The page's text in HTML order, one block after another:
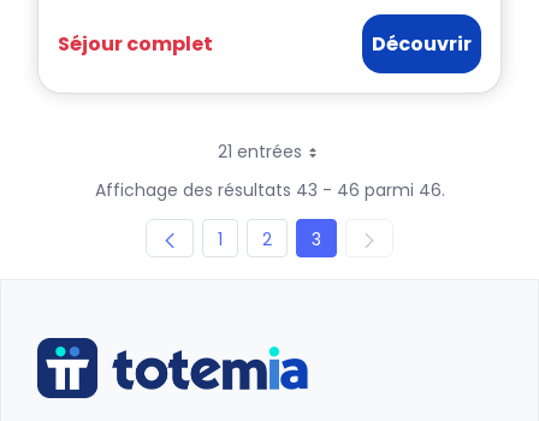
Séjour complet Découvrir
21 entréesPar page
Affichage des résultats 43 - 46 parmi 46.
Page
1 Page
2 Page
3